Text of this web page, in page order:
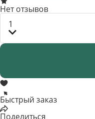
Нет отзывов
1
Быстрый заказ
Поделиться